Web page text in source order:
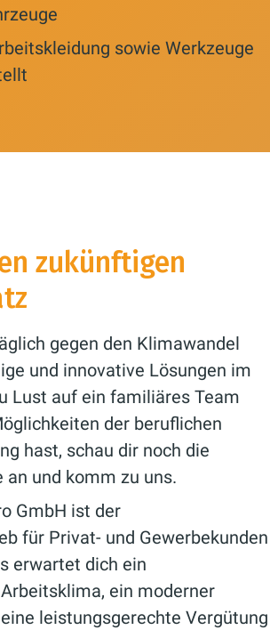
sowie Werkzeuge
zukünftigen
gegen den Klimawandel
und innovative Lösungen im
Lust auf ein familiäres Team
der beruflichen
hast, schau dir noch die
an und komm zu uns.
GmbH ist der
für Privat- und Gewerbekunden
erwartet dich ein
ein moderner
leistungsgerechte Vergütung